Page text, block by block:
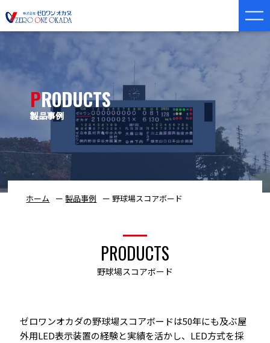
PRODUCTS
製品事例
ホーム 製品事例 野球場スコアボード
PRODUCTS
野球場スコアボード
ゼロワンオカダの野球場スコアボードは50年にも及ぶ屋
外用LED表示装置の経験と実績を活かし、LED方式を採